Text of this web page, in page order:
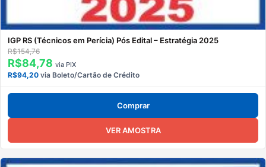
IGP RS (Técnicos em Perícia) Pós Edital – Estratégia 2025
R$154,76
R$84,78 via PIX
R$94,20 via Boleto/Cartão de Crédito
Comprar
VER AMOSTRA